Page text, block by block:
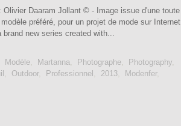
Olivier Daaram Jollant © - Image issue d'une toute
préféré, pour un projet de mode sur Internet
new series created with...
Modèle, Martanna, Photographe, Photography,
, Outdoor, Professionnel , 2013, Modenfer,